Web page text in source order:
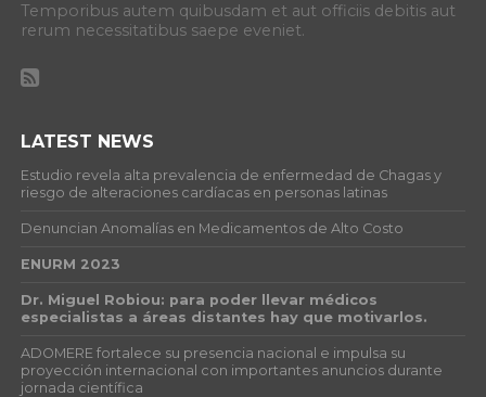
Temporibus autem quibusdam et aut officiis debitis aut
rerum necessitatibus saepe eveniet.
LATEST NEWS
Estudio revela alta prevalencia de enfermedad de Chagas y
riesgo de alteraciones cardíacas en personas latinas
Denuncian Anomalías en Medicamentos de Alto Costo
ENURM 2023
Dr. Miguel Robiou: para poder llevar médicos
especialistas a áreas distantes hay que motivarlos.
ADOMERE fortalece su presencia nacional e impulsa su
proyección internacional con importantes anuncios durante
jornada científica